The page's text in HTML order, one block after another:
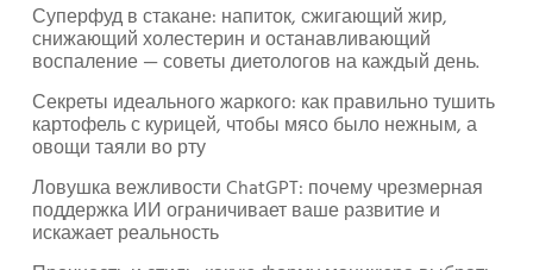
Суперфуд в стакане: напиток, сжигающий жир,
снижающий холестерин и останавливающий
воспаление — советы диетологов на каждый день.
Секреты идеального жаркого: как правильно тушить
картофель с курицей, чтобы мясо было нежным, а
овощи таяли во рту
Ловушка вежливости ChatGPT: почему чрезмерная
поддержка ИИ ограничивает ваше развитие и
искажает реальность